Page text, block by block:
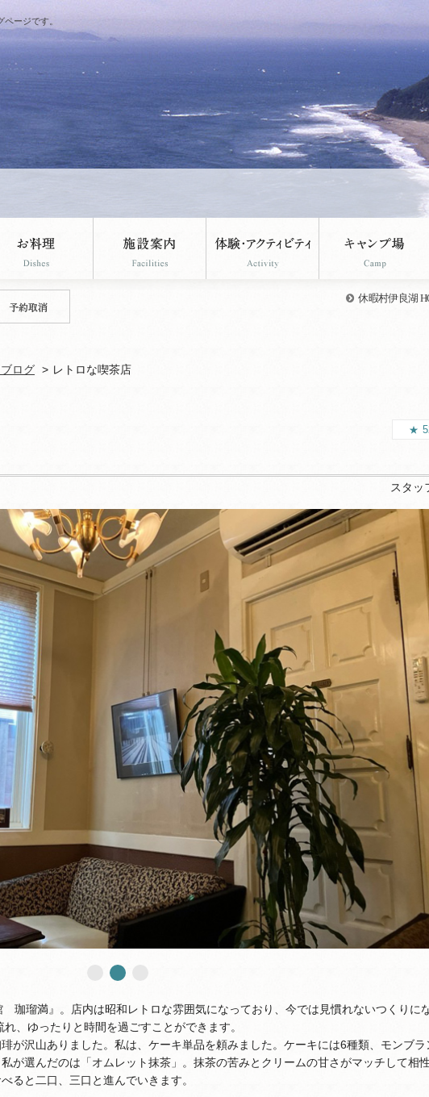
ージです。
休暇村伊良湖
ログ レトロな喫茶店
スタッ
珈瑠満』。店内は昭和レトロな雰囲気になっており、今では見慣れないつくりに
、ゆったりと時間を過ごすことができます。
が沢山ありました。私は、ケーキ単品を頼みました。ケーキには6種類、モンブラ
が選んだのは「オムレット抹茶」。抹茶の苦みとクリームの甘さがマッチして相
ると二口、三口と進んでいきます。